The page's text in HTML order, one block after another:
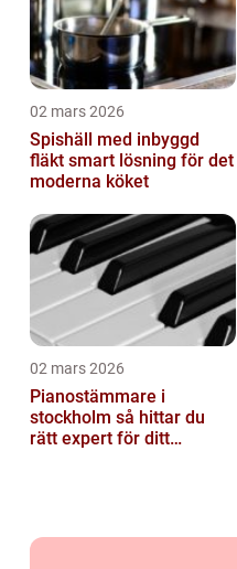
02 mars 2026
Spishäll med inbyggd
fläkt smart lösning för det
moderna köket
02 mars 2026
Pianostämmare i
stockholm så hittar du
rätt expert för ditt